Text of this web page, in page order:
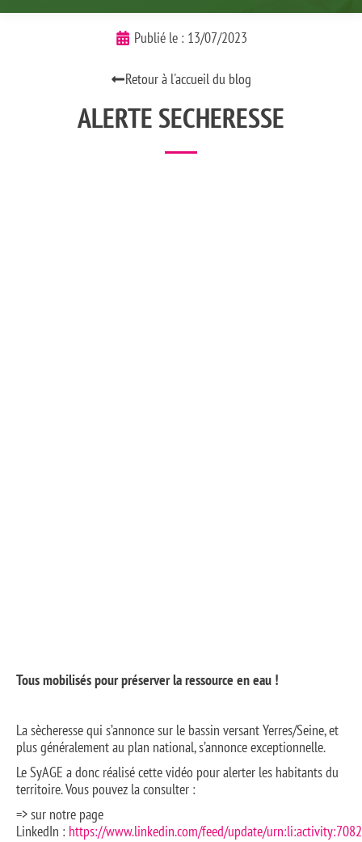
Publié le : 13/07/2023
Retour à l'accueil du blog
ALERTE SECHERESSE
Tous mobilisés pour préserver la ressource en eau !
La sècheresse qui s’annonce sur le bassin versant Yerres/Seine, et
plus généralement au plan national, s’annonce exceptionnelle.
Le SyAGE a donc réalisé cette vidéo pour alerter les habitants du
territoire. Vous pouvez la consulter :
=> sur notre page
LinkedIn : https://www.linkedin.com/feed/update/